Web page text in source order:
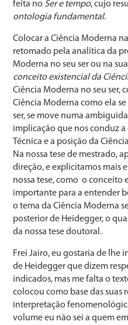
feita no Ser e tempo, cujo
ontologia fundamental.
Colocar a Ciência Moderna
retomado pela analítica da
Moderna no seu ser ou na
conceito existencial da
Ciência Moderna no seu ser,
Ciência Moderna como ela
ser, se move numa
implicação que nos conduz
Técnica e a posição da
Na nossa tese de mestrado,
direção, e explicitamos mais
nossa tese, como o conceito
importante para a entender
o tema da Ciência Moderna
posterior de Heidegger, o
da nossa tese doutoral.
Frei Jairo, eu gostaria de lhe
de Heidegger que dizem
indicados, mas me falta o
colocou como base das suas
interpretação
volume eu não sei a quem